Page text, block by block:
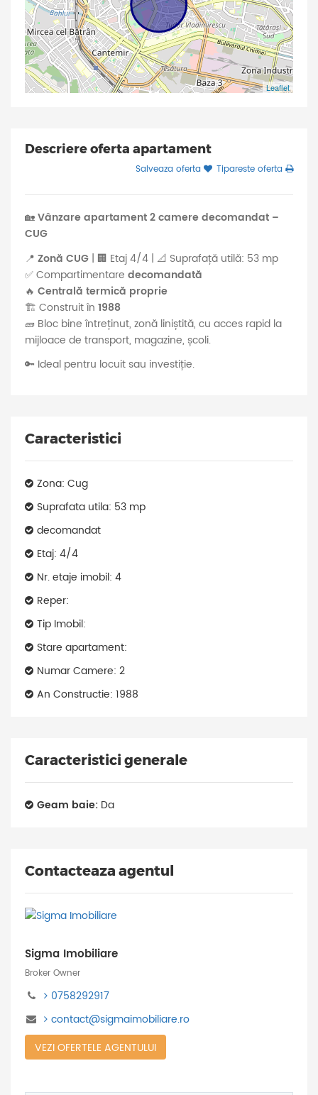
Leaflet
Descriere oferta apartament
Salveaza oferta Tipareste oferta
🏡Vânzare apartament 2 camere decomandat –
CUG
📍 Zonă CUG | 🏢 Etaj 4/4 | 📐 Suprafață utilă: 53 mp
✅ Compartimentare decomandată
🔥 Centrală termică proprie
🏗️ Construit în 1988
🧱 Bloc bine întreținut, zonă liniștită, cu acces rapid la
mijloace de transport, magazine, școli.
🔑 Ideal pentru locuit sau investiție.
Caracteristici
Zona: Cug
Suprafata utila: 53 mp
decomandat
Etaj: 4/4
Nr. etaje imobil: 4
Reper:
Tip Imobil:
Stare apartament:
Numar Camere: 2
An Constructie: 1988
Caracteristici generale
Geam baie: Da
Contacteaza agentul
Sigma Imobiliare
Broker Owner
0758292917
contact@sigmaimobiliare.ro
VEZI OFERTELE AGENTULUI